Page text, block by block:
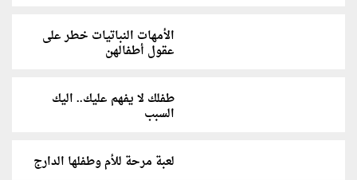
الأمهات النباتيات خطر على
عقول أطفالهن
طفلك لا يفهم عليك.. اليك
السبب
لعبة مرحة للأم وطفلها الدارج